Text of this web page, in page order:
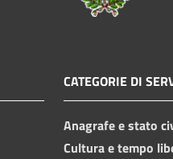
CATEGORIE DI
Anagrafe e stato
Cultura e tempo